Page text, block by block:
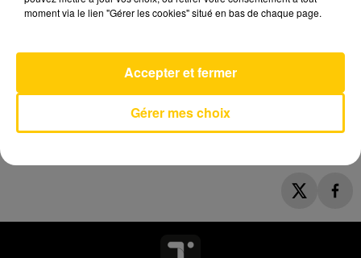
LEWIS CAPALDI
moment via le lien "Gérer les cookies" situé en bas de chaque page.
Gérer mes choix
Accepter et fermer